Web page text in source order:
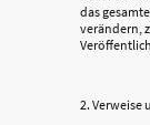
das
verändern,
2. Verweise